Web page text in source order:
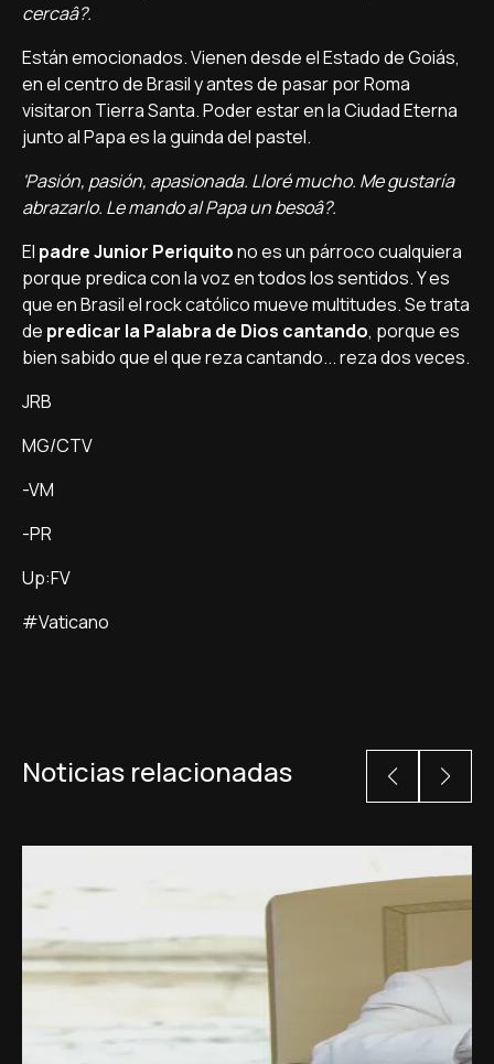
cercaâ?.
Están emocionados. Vienen desde el Estado de Goiás,
en el centro de Brasil y antes de pasar por Roma
visitaron Tierra Santa. Poder estar en la Ciudad Eterna
junto al Papa es la guinda del pastel.
'Pasión, pasión, apasionada. Lloré mucho. Me gustarí­a
abrazarlo. Le mando al Papa un besoâ?.
El padre Junior Periquitono es un párroco cualquiera
porque predica con la voz en todos los sentidos. Y es
que en Brasil el rock católico mueve multitudes. Se trata
de predicar la Palabra de Dios cantando, porque es
bien sabido que el que reza cantando... reza dos veces.
JRB
MG/CTV
-VM
-PR
Up:FV
#Vaticano
Noticias relacionadas